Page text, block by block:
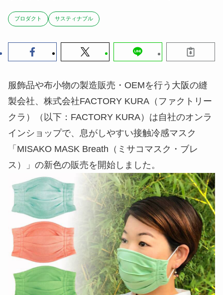
ブロダクト サスティナブル
服飾品や布小物の製造販売・OEMを行う大阪の縫
製会社、株式会社FACTORY KURA（ファクトリー
クラ）（以下：FACTORY KURA）は自社のオンラ
インショップで、息がしやすい接触冷感マスク
「MISAKO MASK Breath（ミサコマスク・ブレ
ス）」の新色の販売を開始しました。